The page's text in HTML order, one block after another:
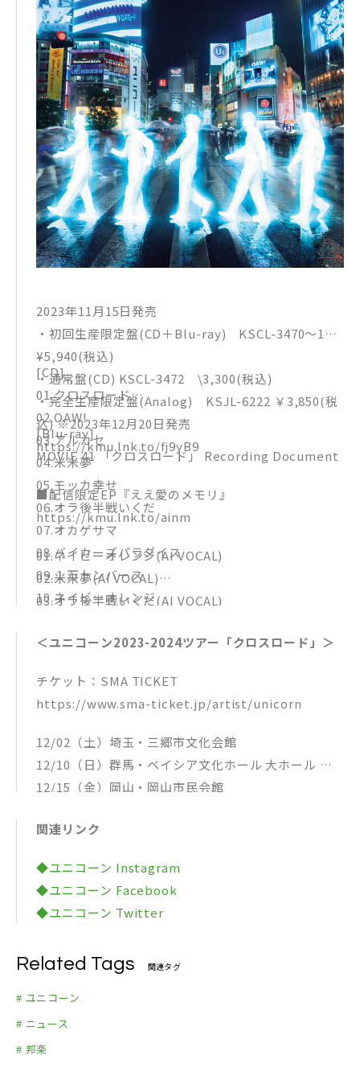
2023年11月15日発売
・初回生産限定盤(CD＋Blu-ray) KSCL-3470～1
¥5,940(税込)
・通常盤(CD) KSCL-3472 \3,300(税込)
・完全生産限定盤(Analog) KSJL-6222 ￥3,850(税
込) ※2023年12月20日発売
https://kmu.lnk.to/fj9yB9
[CD]
01.クロスロード
02.OAW!
03.アルカセ
04.米米夢
05.モッカ幸せ
06.オラ後半戦いくだ
07.オカゲサマ
08.バイカーズパラダイス
09.１万トンバース
10.ネイビーオレンジ
[Blu-ray]
MOVIE 41 「クロスロード」 Recording Document
■配信限定EP『ええ愛のメモリ』
https://kmu.lnk.to/ainm
01.ネイビーオレンジ(AI VOCAL)
02.米米夢(AI VOCAL)
03.オラ後半戦いくだ(AI VOCAL)
05.OAW! (AI VOCAL)
＜ユニコーン2023-2024ツアー「クロスロード」＞
チケット：SMA TICKET
https://www.sma-ticket.jp/artist/unicorn
12/02（土）埼玉・三郷市文化会館
12/10（日）群馬・ベイシア文化ホール 大ホール
12/15（金）岡山・岡山市民会館
12/24（日）茨城・水戸市民会館 グロービスホール
01/14（日）宮城・仙台サンプラザホール
01/20（土）神奈川・パシフィコ横浜 国立大ホール
01/27（土）愛知・名古屋国際会議場センチュリーホ
01/28（日）愛知・名古屋国際会議場センチュリーホ
02/16（金）新潟・新潟テルサ
関連リンク
◆ユニコーン Instagram
◆ユニコーン Facebook
◆ユニコーン Twitter
Related Tags 関連タグ
# ユニコーン
# ニュース
# 邦楽